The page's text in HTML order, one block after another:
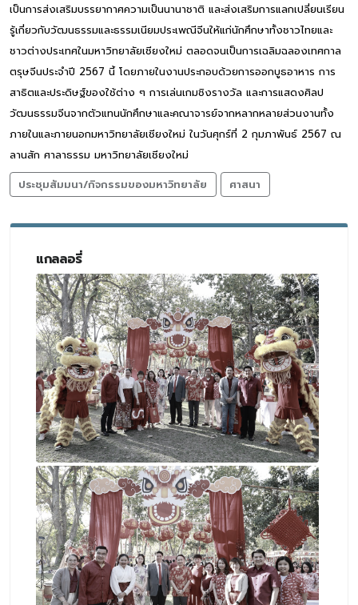
เป็นการส่งเสริมบรรยากาศความเป็นนานาชาติ และส่งเสริมการแลกเปลี่ยนเรียน
รู้เกี่ยวกับวัฒนธรรมและธรรมเนียมประเพณีจีนให้แก่นักศึกษาทั้งชาวไทยและ
ชาวต่างประเทศในมหาวิทยาลัยเชียงใหม่ ตลอดจนเป็นการเฉลิมฉลองเทศกาล
ตรุษจีนประจำปี 2567 นี้ โดยภายในงานประกอบด้วยการออกบูธอาหาร การ
สาธิตและประดิษฐ์ของใช้ต่าง ๆ การเล่นเกมชิงรางวัล และการแสดงศิลป
วัฒนธรรมจีนจากตัวแทนนักศึกษาและคณาจารย์จากหลากหลายส่วนงานทั้ง
ภายในและภายนอกมหาวิทยาลัยเชียงใหม่ ในวันศุกร์ที่ 2 กุมภาพันธ์ 2567 ณ
ลานสัก ศาลาธรรม มหาวิทยาลัยเชียงใหม่
ประชุมสัมมนา/กิจกรรมของมหาวิทยาลัย
ศาสนา
แกลลอรี่